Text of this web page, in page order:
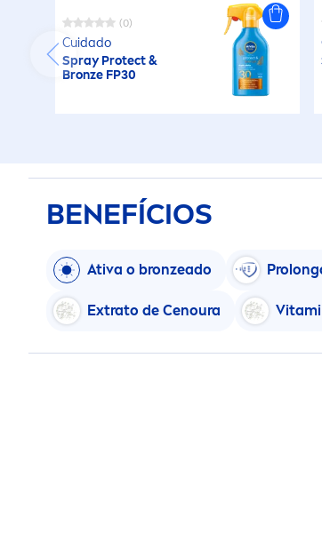
(0)
Cuidado
SprayProtect&
Bronze FP30
BENEFÍCIOS
Ativa o bronzeado
Extrato de Cenoura